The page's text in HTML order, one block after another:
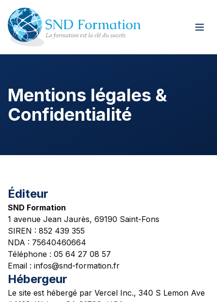
Mentions légales &
Confidentialité
Éditeur
SND Formation
1 avenue Jean Jaurès, 69190 Saint-Fons
SIREN : 852 439 355
NDA : 75640460664
Téléphone : 05 64 27 08 57
Email : infos@snd-formation.fr
Hébergeur
Le site est hébergé par Vercel Inc., 340 S Lemon Ave